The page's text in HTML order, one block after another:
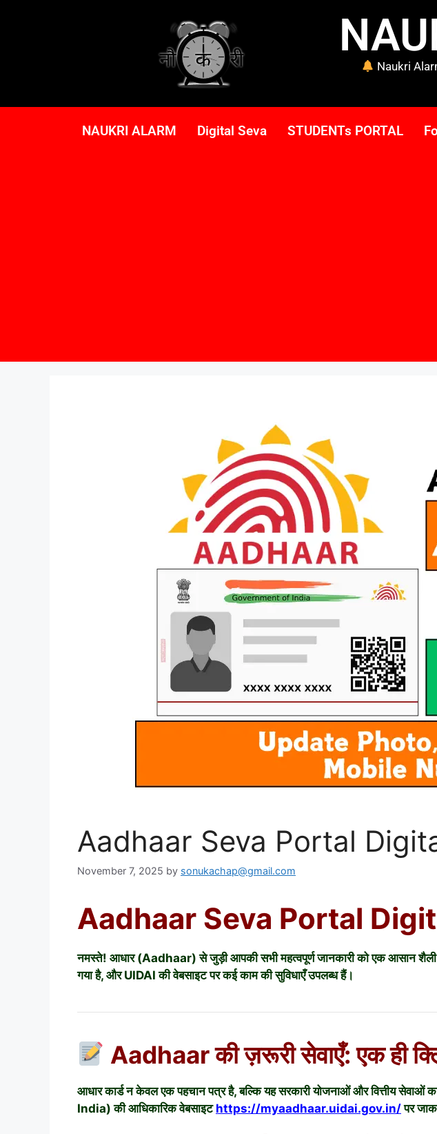
Naukri
NAUKRI ALARM Digital Seva STUDENTs PORTAL
Aadhaar Seva Portal
November 7, 2025 by sonukachap@gmail.com
Aadhaar Seva Portal
नमस्ते! आधार (Aadhaar) से जुड़ी आपकी सभी महत्वपूर्ण जानकारी को एक आसान शैली
गया है, और UIDAI की वेबसाइट पर कई काम की सुविधाएँ उपलब्ध हैं।
Aadhaar की ज़रूरी सेवाएँ: एक ही
आधार कार्ड न केवल एक पहचान पत्र है, बल्कि यह सरकारी योजनाओं और वित्तीय
India) की आधिकारिक वेबसाइट https://myaadhaar.uidai.gov.in/ पर